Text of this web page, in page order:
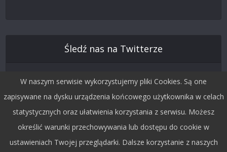
Śledź nas na Twitterze
W naszym serwisie wykorzystujemy pliki Cookies. Są one
zapisywane na dysku urządzenia końcowego użytkownika w celach
statystycznych oraz ułatwienia korzystania z serwisu. Możesz
określić warunki przechowywania lub dostępu do cookie w
ustawieniach Twojej przeglądarki. Dalsze korzystanie z naszych